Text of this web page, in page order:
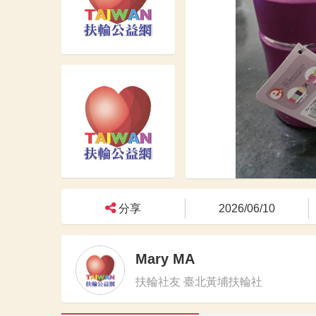
分享 2026/06/10
Mary MA
扶輪社友 臺北黃埔扶輪社